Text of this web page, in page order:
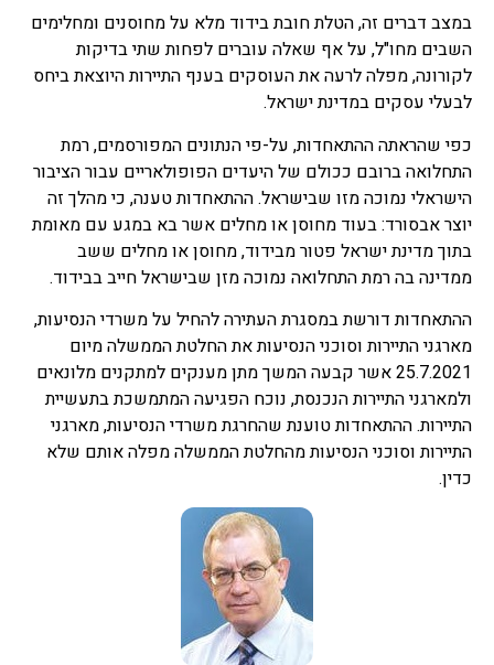
במצב דברים זה, הטלת חובת בידוד מלא על מחוסנים ומחלימים
השבים מחו"ל, על אף שאלה עוברים לפחות שתי בדיקות
לקורונה, מפלה לרעה את העוסקים בענף התיירות היוצאת ביחס
לבעלי עסקים במדינת ישראל.
כפי שהראתה ההתאחדות, על-פי הנתונים המפורסמים, רמת
התחלואה ברובם ככולם של היעדים הפופולאריים עבור הציבור
הישראלי נמוכה מזו שבישראל. ההתאחדות טענה, כי מהלך זה
יוצר אבסורד: בעוד מחוסן או מחלים אשר בא במגע עם מאומת
בתוך מדינת ישראל פטור מבידוד, מחוסן או מחלים ששב
ממדינה בה רמת התחלואה נמוכה מזן שבישראל חייב בבידוד.
ההתאחדות דורשת במסגרת העתירה להחיל על משרדי הנסיעות,
מארגני התיירות וסוכני הנסיעות את החלטת הממשלה מיום
25.7.2021 אשר קבעה המשך מתן מענקים למתקנים מלונאים
ולמארגני התיירות הנכנסת, נוכח הפגיעה המתמשכת בתעשיית
התיירות. ההתאחדות טוענת שהחרגת משרדי הנסיעות, מארגני
התיירות וסוכני הנסיעות מהחלטת הממשלה מפלה אותם שלא
כדין.